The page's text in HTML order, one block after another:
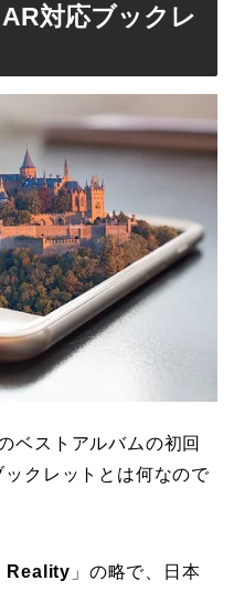
AR対応ブックレ
ベストアルバムの初回
クレットとは何なので
Reality 」の略で、日本